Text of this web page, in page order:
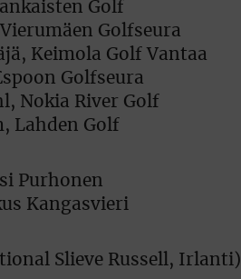
Golf
Golfseura
Keimola Golf Vantaa
Golfseura
Nokia River Golf
Lahden Golf
Purhonen
Kangasvieri
Slieve Russell, Irlanti)